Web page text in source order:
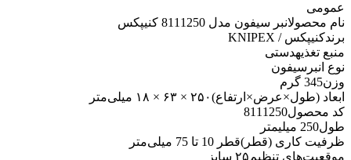
عمومی
نام محصولانبر سیفون مدل 8111250 کنیپکس
برندکنیپکس / KNIPEX
منبع تغذیهدستی
نوع انبر سیفون
وزن345 گرم
ابعاد (طول×عرض×ارتفاع)۲۵۰ × ۶۳ × ۱۸ میلی‌متر
کد محصول8111250
طول250 میلیمتر
ظرفیت کاری (قطر)قطر 10 تا 75 میلی‌متر
موقعیت‌های تنظیم۲۵ سایز